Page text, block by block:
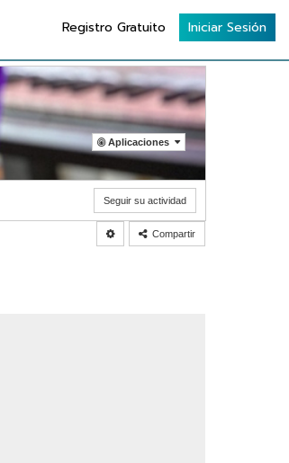
Registro Gratuito Iniciar Sesión
Aplicaciones
Seguir su actividad
Compartir